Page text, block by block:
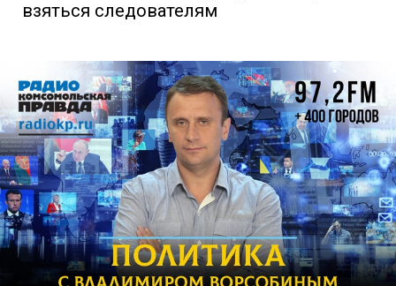
взяться следователям